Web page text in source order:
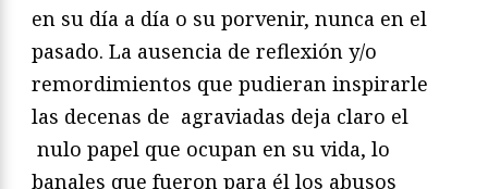
en su día a día o su porvenir, nunca en el
pasado. La ausencia de reflexión y/o
remordimientos que pudieran inspirarle
las decenas de agraviadas deja claro el
nulo papel que ocupan en su vida, lo
banales que fueron para él los abusos